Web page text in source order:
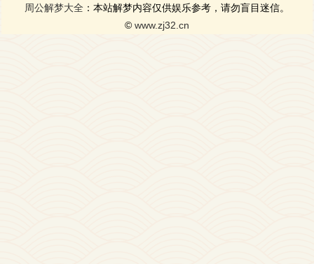
周公解梦大全 ：本站解梦内容仅供娱乐参考，请勿盲目迷信。
© www.zj32.cn